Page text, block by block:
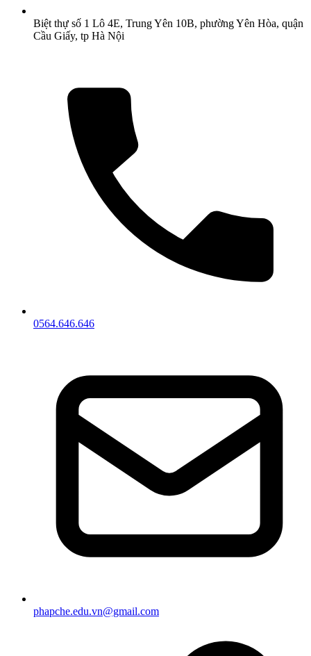
Biệt thự số 1 Lô 4E, Trung Yên 10B, phường Yên Hòa, quận
Cầu Giấy, tp Hà Nội
0564.646.646
phapche.edu.vn@gmail.com